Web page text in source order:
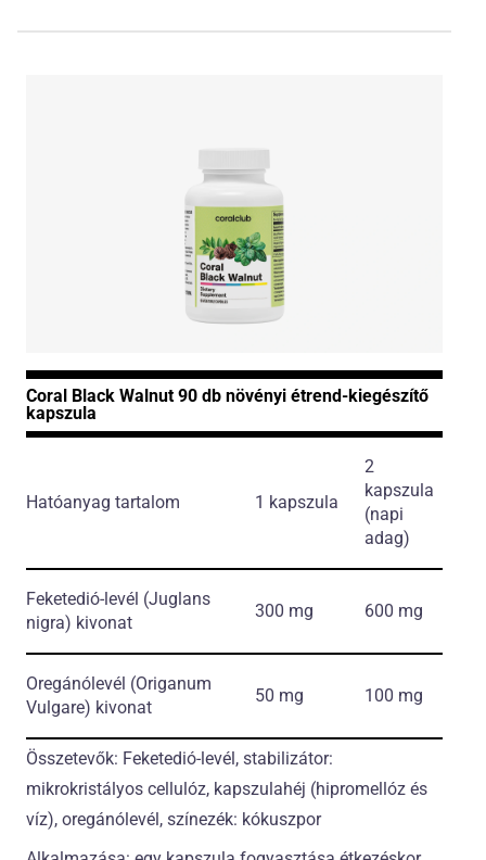
Coral Black Walnut 90 db növényi étrend-kiegészítő
kapszula
Hatóanyag tartalom 1 kapszula
2
kapszula
(napi
adag)
Feketedió-levél (Juglans
nigra) kivonat
300 mg 600 mg
Oregánólevél (Origanum
Vulgare) kivonat
50 mg 100 mg
Összetevők: Feketedió-levél, stabilizátor:
mikrokristályos cellulóz, kapszulahéj (hipromellóz és
víz), oregánólevél, színezék: kókuszpor